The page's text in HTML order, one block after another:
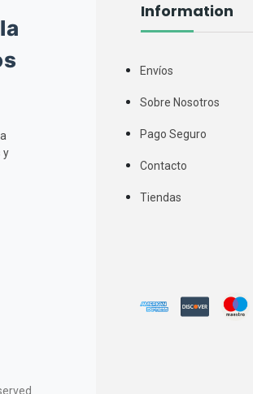
y
Information
Envíos
Sobre Nosotros
Pago Seguro
Contacto
Tiendas